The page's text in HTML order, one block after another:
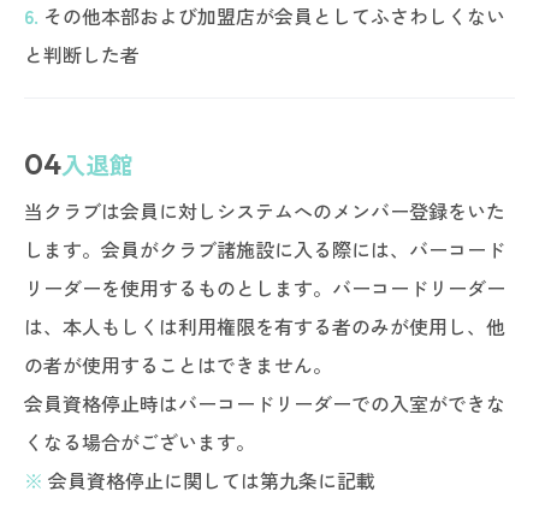
6. その他本部および加盟店が会員としてふさわしくない
と判断した者
04入退館
当クラブは会員に対しシステムへのメンバー登録をいた
します。会員がクラブ諸施設に入る際には、バーコード
リーダーを使用するものとします。バーコードリーダー
は、本人もしくは利用権限を有する者のみが使用し、他
の者が使用することはできません。
会員資格停止時はバーコードリーダーでの入室ができな
くなる場合がございます。
※ 会員資格停止に関しては第九条に記載